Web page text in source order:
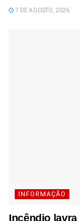
7 DE AGOSTO, 2026
INFORMAÇÃO
Incêndio lavra